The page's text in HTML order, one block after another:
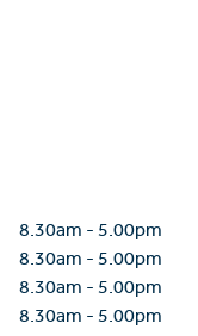
8.30am - 5.00pm
8.30am - 5.00pm
8.30am - 5.00pm
8.30am - 5.00pm